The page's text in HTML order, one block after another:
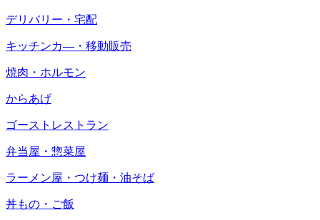
デリバリー・宅配
キッチンカ―・移動販売
焼肉・ホルモン
からあげ
ゴーストレストラン
弁当屋・惣菜屋
ラーメン屋・つけ麺・油そば
丼もの・ご飯